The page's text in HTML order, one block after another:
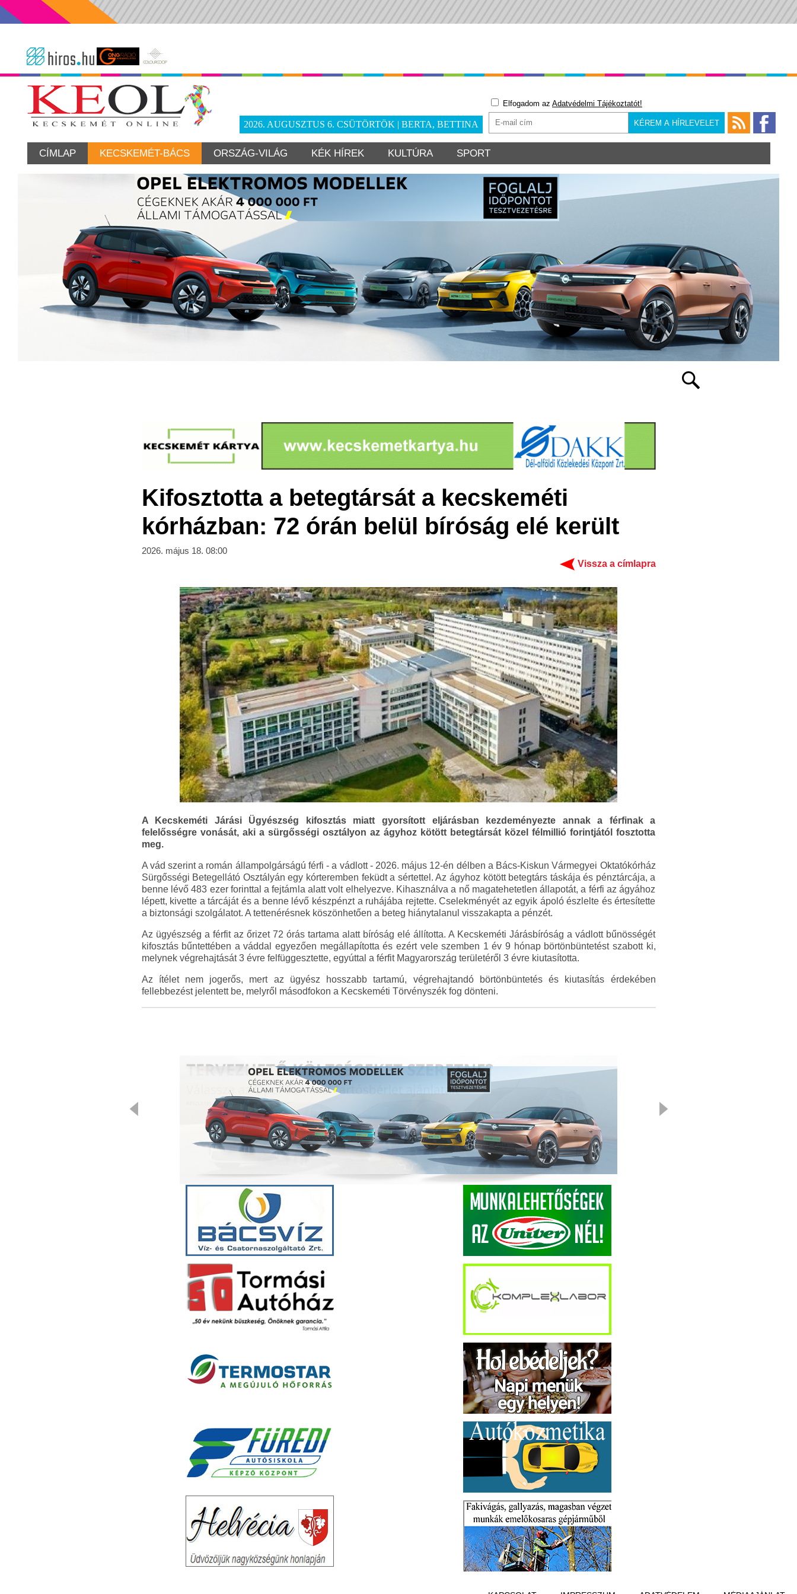
2026. AUGUSZTUS 6. CSÜTÖRTÖK | BERTA, BETTINA
Elfogadom az Adatvédelmi Tájékoztatót!
CÍMLAP KECSKEMÉT-BÁCS ORSZÁG-VILÁG KÉK HÍREK KULTÚRA SPORT
Kifosztotta a betegtársát a kecskeméti
kórházban: 72 órán belül bíróság elé került
2026. május 18. 08:00
Vissza a címlapra
A Kecskeméti Járási Ügyészség kifosztás miatt gyorsított eljárásban kezdeményezte annak a férfinak a
felelősségre vonását, aki a sürgősségi osztályon az ágyhoz kötött betegtársát közel félmillió forintjától fosztotta
meg.
A vád szerint a román állampolgárságú férfi - a vádlott - 2026. május 12-én délben a Bács-Kiskun Vármegyei Oktatókórház
Sürgősségi Betegellátó Osztályán egy kórteremben feküdt a sértettel. Az ágyhoz kötött betegtárs táskája és pénztárcája, a
benne lévő 483 ezer forinttal a fejtámla alatt volt elhelyezve. Kihasználva a nő magatehetetlen állapotát, a férfi az ágyához
lépett, kivette a tárcáját és a benne lévő készpénzt a ruhájába rejtette. Cselekményét az egyik ápoló észlelte és értesítette
a biztonsági szolgálatot. A tettenérésnek köszönhetően a beteg hiánytalanul visszakapta a pénzét.
Az ügyészség a férfit az őrizet 72 órás tartama alatt bíróság elé állította. A Kecskeméti Járásbíróság a vádlott bűnösségét
kifosztás bűntettében a váddal egyezően megállapította és ezért vele szemben 1 év 9 hónap börtönbüntetést szabott ki,
melynek végrehajtását 3 évre felfüggesztette, egyúttal a férfit Magyarország területéről 3 évre kiutasította.
Az ítélet nem jogerős, mert az ügyész hosszabb tartamú, végrehajtandó börtönbüntetés és kiutasítás érdekében
fellebbezést jelentett be, melyről másodfokon a Kecskeméti Törvényszék fog dönteni.